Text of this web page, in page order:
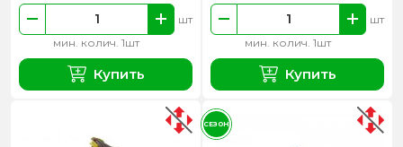
мин. колич. 1шт
шт
Купить
мин. колич. 1шт
шт
Купить
СЕЗОН